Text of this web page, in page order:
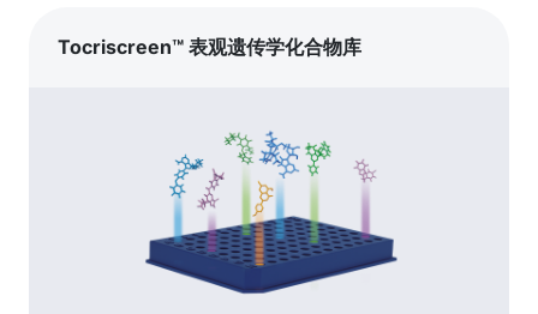
Tocriscreen™ 表观遗传学化合物库